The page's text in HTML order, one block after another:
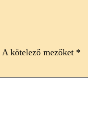
A kötelező mezőket *